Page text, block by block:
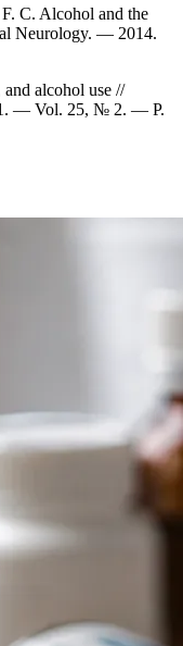
C. Alcohol and the
Neurology. — 2014.
and alcohol use //
— Vol. 25, № 2. — P.